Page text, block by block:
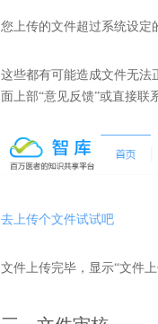
您上传的文件超过系统设定
这些都有可能造成文件无法
面上部“意见反馈”或直接联
去上传个文件试试吧
文件上传完毕，显示“文件